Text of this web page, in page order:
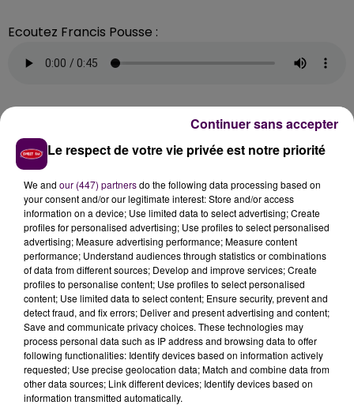
Ecoutez Francis Pousse :
EVITER LES PLEINS DE CONFORT
Pour l’heure, il n’est pas question de parler de pénurie.
Les stations-services continuent d’être
approvisionnées quasi normalement. Ce sont plutôt
les excès de précautions de certains automobilistes
qui posent problème :"Depuis vendredi dernier,nous
avons observé des hausses de vente de l’ordre de
10 à 30%donc avec ces ventes exceptionnelles, vous
mettez à bas le réseau plus rapidement. Il nous faut
remplir plus vite mais la logistique pétrolière ne
permet pas de lâcher du jour au lendemain deux
fois plus de camions sur les routes. C’est la raison de
nos difficultés"conclut Francis Pousse.
Le respect de votre vie privée est notre priorité
We and our (447) partnersdo the following data processing based on
your consent and/or our legitimate interest: Store and/or access
information on a device; Use limited data to select advertising; Create
profiles for personalised advertising; Use profiles to select personalised
advertising; Measure advertising performance; Measure content
performance; Understand audiences through statistics or combinations
of data from different sources; Develop and improve services; Create
profiles to personalise content; Use profiles to select personalised
content; Use limited data to select content; Ensure security, prevent and
detect fraud, and fix errors; Deliver and present advertising and content;
Save and communicate privacy choices. These technologies may
process personal data such as IP address and browsing data to offer
following functionalities: Identify devices based on information actively
requested; Use precise geolocation data; Match and combine data from
other data sources; Link different devices; Identify devices based on
information transmitted automatically.
Continuer sans accepter